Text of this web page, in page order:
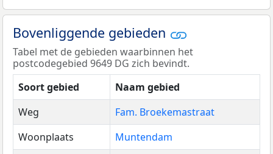
Bovenliggende gebieden
Tabel met de gebieden waarbinnen het
postcodegebied 9649 DG zich bevindt.
Soort gebied
Naam gebied
Weg
Fam. Broekemastraat
Woonplaats
Muntendam